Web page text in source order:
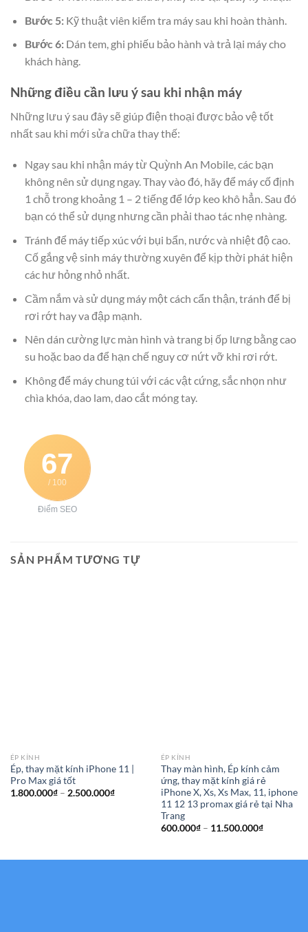
Bước 5: Kỹ thuật viên kiểm tra máy sau khi hoàn thành.
Bước 6:Dán tem, ghi phiếu bảo hành và trả lại máy cho
khách hàng.
Những điều cần lưu ý sau khi nhận máy
Những lưu ý sau đây sẽ giúp điện thoại được bảo vệ tốt
nhất sau khi mới sửa chữa thay thế:
Ngay sau khi nhận máy từ Quỳnh An Mobile, các bạn
không nên sử dụng ngay. Thay vào đó, hãy để máy cố định
1 chỗ trong khoảng 1 – 2 tiếng để lớp keo khô hẳn. Sau đó
bạn có thể sử dụng nhưng cần phải thao tác nhẹ nhàng.
Tránh để máy tiếp xúc với bụi bẩn, nước và nhiệt độ cao.
Cố gắng vệ sinh máy thường xuyên để kịp thời phát hiện
các hư hỏng nhỏ nhất.
Cầm nắm và sử dụng máy một cách cẩn thận, tránh để bị
rơi rớt hay va đập mạnh.
Nên dán cường lực màn hình và trang bị ốp lưng bằng cao
su hoặc bao da để hạn chế nguy cơ nứt vỡ khi rơi rớt.
Không để máy chung túi với các vật cứng, sắc nhọn như
chìa khóa, dao lam, dao cắt móng tay.
67
/ 100
Điểm SEO
SẢN PHẨM TƯƠNG TỰ
ÉP KÍNH
Ép, thay mặt kính iPhone 11 |
Pro Max giá tốt
1.800.000₫ – 2.500.000₫Khoảng
ÉP KÍNH
Thay màn hình, Ép kính cảm
ứng, thay mặt kính giá rẻ
iPhone X, Xs, Xs Max, 11, iphone
11 12 13 promax giá rẻ tại Nha
Trang
600.000₫ – 11.500.000₫Khoảng
đến